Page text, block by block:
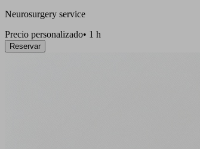
Neurosurgery service
Precio personalizado• 1 h
Reservar